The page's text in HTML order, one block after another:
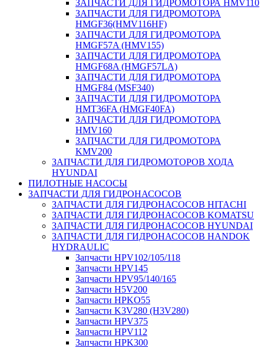
ЗАПЧАСТИ ДЛЯ ГИДРОМОТОРА HMV110
ЗАПЧАСТИ ДЛЯ ГИДРОМОТОРА
HMGF36(HMV116HF)
ЗАПЧАСТИ ДЛЯ ГИДРОМОТОРА
HMGF57A (HMV155)
ЗАПЧАСТИ ДЛЯ ГИДРОМОТОРА
HMGF68A (HMGF57LA)
ЗАПЧАСТИ ДЛЯ ГИДРОМОТОРА
HMGF84 (MSF340)
ЗАПЧАСТИ ДЛЯ ГИДРОМОТОРА
HMT36FA (HMGF40FA)
ЗАПЧАСТИ ДЛЯ ГИДРОМОТОРА
HMV160
ЗАПЧАСТИ ДЛЯ ГИДРОМОТОРА
KMV200
ЗАПЧАСТИ ДЛЯ ГИДРОМОТОРОВ ХОДА
HYUNDAI
ПИЛОТНЫЕ НАСОСЫ
ЗАПЧАСТИ ДЛЯ ГИДРОНАСОСОВ
ЗАПЧАСТИ ДЛЯ ГИДРОНАСОСОВ HITACHI
ЗАПЧАСТИ ДЛЯ ГИДРОНАСОСОВ KOMATSU
ЗАПЧАСТИ ДЛЯ ГИДРОНАСОСОВ HYUNDAI
ЗАПЧАСТИ ДЛЯ ГИДРОНАСОСОВ HANDOK
HYDRAULIC
Запчасти HPV102/105/118
Запчасти HPV145
Запчасти HPV95/140/165
Запчасти H5V200
Запчасти HPKO55
Запчасти K3V280 (H3V280)
Запчасти HPV375
Запчасти HPV112
Запчасти HPK300